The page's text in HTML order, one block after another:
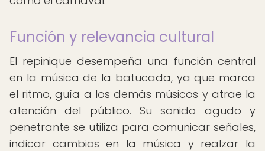
Función y relevancia cultural
El repinique desempeña una función central
en la música de la batucada, ya que marca
el ritmo, guía a los demás músicos y atrae la
atención del público. Su sonido agudo y
penetrante se utiliza para comunicar señales,
indicar cambios en la música y realzar la